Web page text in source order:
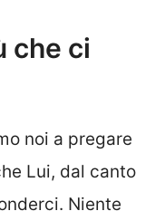
che ci
noi a pregare
Lui, dal canto
Niente